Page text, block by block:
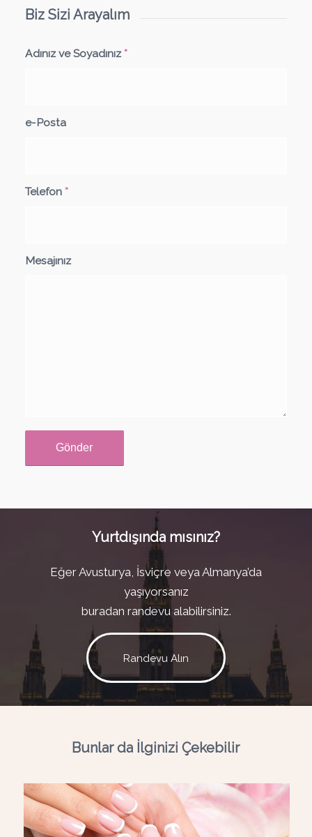
Biz Sizi Arayalım
Adınız ve Soyadınız *
e-Posta
Telefon *
Mesajınız
Yurtdışında mısınız?
Eğer Avusturya, İsviçre veya Almanya’da
yaşıyorsanız
buradan randevu alabilirsiniz.
Randevu Alın
Bunlar da İlginizi Çekebilir